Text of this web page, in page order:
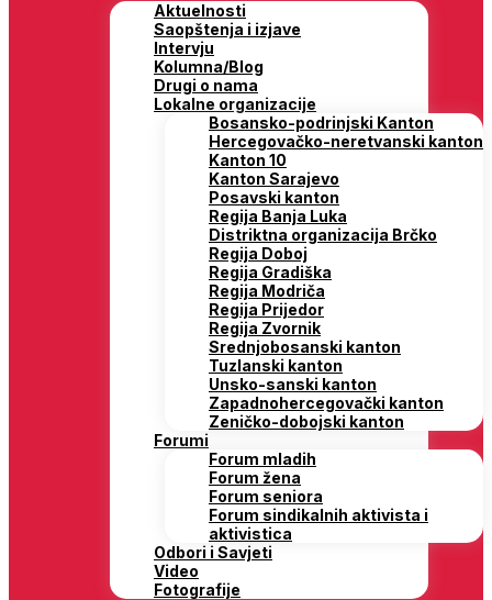
Aktuelnosti
Saopštenja i izjave
Intervju
Kolumna/Blog
Drugi o nama
Lokalne organizacije
Bosansko-podrinjski Kanton
Hercegovačko-neretvanski kanton
Kanton 10
Kanton Sarajevo
Posavski kanton
Regija Banja Luka
Distriktna organizacija Brčko
Regija Doboj
Regija Gradiška
Regija Modriča
Regija Prijedor
Regija Zvornik
Srednjobosanski kanton
Tuzlanski kanton
Unsko-sanski kanton
Zapadnohercegovački kanton
Zeničko-dobojski kanton
Forumi
Forum mladih
Forum žena
Forum seniora
Forum sindikalnih aktivista i
aktivistica
Odbori i Savjeti
Video
Fotografije